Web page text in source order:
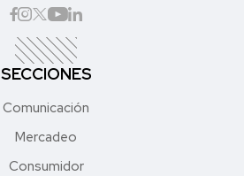
SECCIONES
Comunicación
Mercadeo
Consumidor